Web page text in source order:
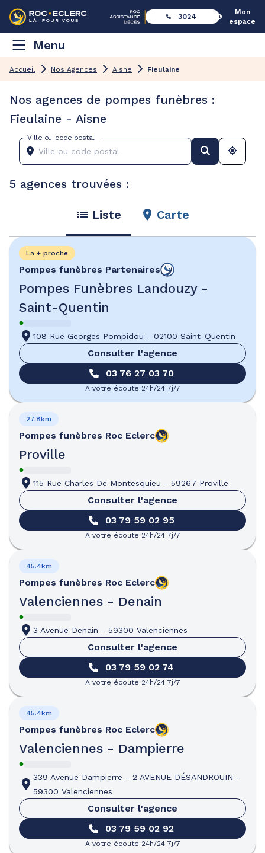
3024
Mon
espace
Menu
Accueil Nos Agences Aisne Fieulaine
Nos agences de pompes funèbres :
Fieulaine - Aisne
Ville ou code postal
5 agences trouvées :
Liste Carte
Pompes funèbres Partenaires
Pompes Funèbres Landouzy -
Saint-Quentin
La + proche
108 Rue Georges Pompidou - 02100 Saint-Quentin
Consulter l'agence
03 76 27 03 70
A votre écoute 24h/24 7j/7
Pompes funèbres Roc Eclerc
Proville
27.8km
115 Rue Charles De Montesquieu - 59267 Proville
Consulter l'agence
03 79 59 02 95
A votre écoute 24h/24 7j/7
Pompes funèbres Roc Eclerc
Valenciennes - Denain
45.4km
3 Avenue Denain - 59300 Valenciennes
Consulter l'agence
03 79 59 02 74
A votre écoute 24h/24 7j/7
Pompes funèbres Roc Eclerc
Valenciennes - Dampierre
45.4km
339 Avenue Dampierre - 2 AVENUE DÉSANDROUIN -
59300 Valenciennes
Consulter l'agence
03 79 59 02 92
A votre écoute 24h/24 7j/7